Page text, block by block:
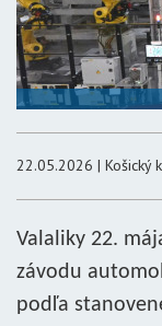
22.05.2026 | Košický
Valaliky 22.
závodu
podľa